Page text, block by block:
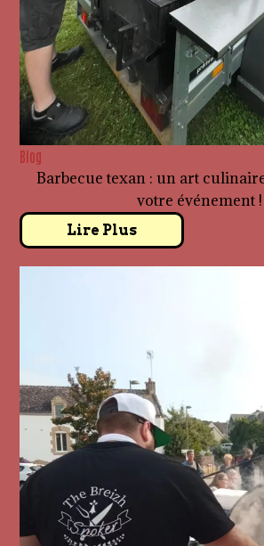
Blog
Barbecue texan : un art
votre événement !
Lire Plus